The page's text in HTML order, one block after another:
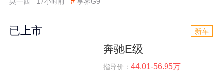
已上市 新车
奔驰E级
指导价： 44.01-56.95万